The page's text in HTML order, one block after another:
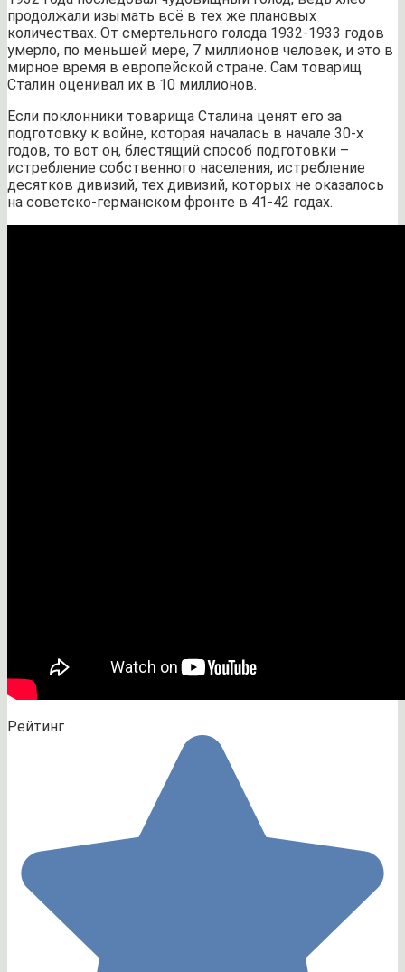
продолжали изымать всё в тех же плановых
количествах. От смертельного голода 1932-1933 годов
умерло, по меньшей мере, 7 миллионов человек, и это в
мирное время в европейской стране. Сам товарищ
Сталин оценивал их в 10 миллионов.
Если поклонники товарища Сталина ценят его за
подготовку к войне, которая началась в начале 30-х
годов, то вот он, блестящий способ подготовки –
истребление собственного населения, истребление
десятков дивизий, тех дивизий, которых не оказалось
на советско-германском фронте в 41-42 годах.
Рейтинг